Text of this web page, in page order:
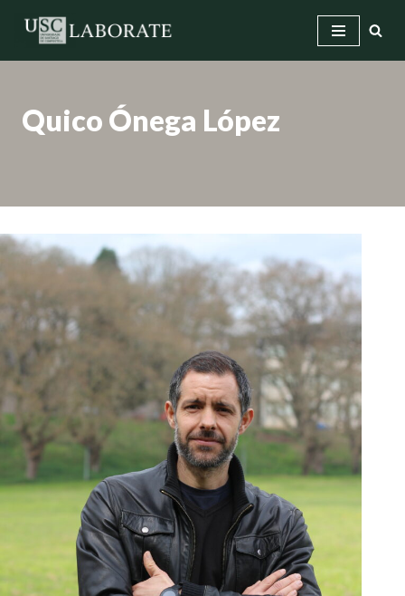
Saltar
Quico Ónega López